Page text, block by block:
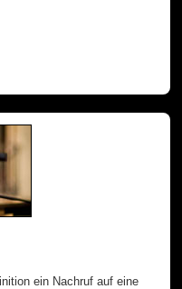
ein Nachruf auf eine